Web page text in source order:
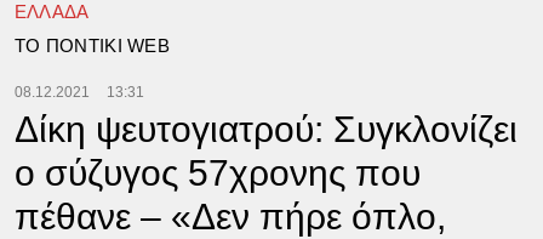
ΕΛΛΑΔΑ
TΟ ΠΟΝΤΙΚΙ WEB
08.12.2021 13:31
Δίκη ψευτογιατρού: Συγκλονίζει
ο σύζυγος 57χρονης που
πέθανε – «Δεν πήρε όπλο,